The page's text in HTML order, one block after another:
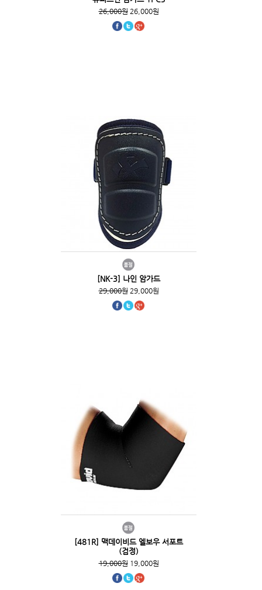
26,000원26,000원
[NK-3] 나인 암가드
29,000원29,000원
[481R] 맥데이비드 엘보우 서포트
(검정)
19,000원19,000원